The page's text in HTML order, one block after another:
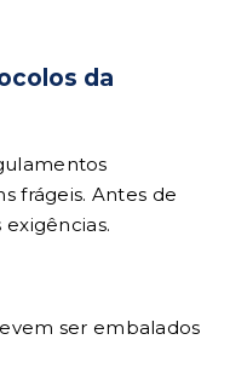
da
frágeis. Antes de
ser embalados